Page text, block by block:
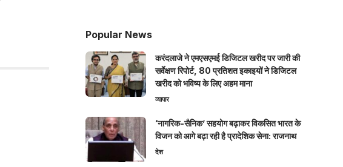
Popular News
करंदलाजे ने एमएसएमई डिजिटल खरीद पर जारी की
सर्वेक्षण रिपोर्ट, 80 प्रतिशत इकाइयों ने डिजिटल
खरीद को भविष्य के लिए अहम माना
व्यापार
‘नागरिक-सैनिक’ सहयोग बढ़ाकर विकसित भारत के
विजन को आगे बढ़ा रही है प्रादेशिक सेना: राजनाथ
देश